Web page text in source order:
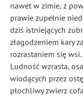
nawet w zimie, z
prawie zupełnie
dziś istniejących
złagodzeniem kary
rozrastaniem się
Ludność wzrasta,
wiodących przez
płochliwy zwierz